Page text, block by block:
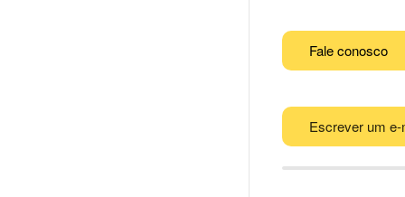
Fale conosco
Escrever um e-